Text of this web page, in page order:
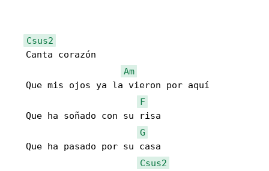
Csus2
   Canta corazón
Am
   Que mis ojos ya la vieron por aquí
F
   Que ha soñado con su risa
G
   Que ha pasado por su casa
Csus2